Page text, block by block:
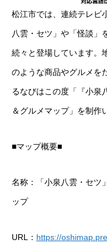
松江市では、連続テレビ
八雲・セツ」や「怪談」
続々と登場しています。
のような商品やグルメを
るなびはこの度「『小泉
＆グルメマップ」を制作
■マップ概要■
名称：「小泉八雲・セツ
ップ
URL： https://